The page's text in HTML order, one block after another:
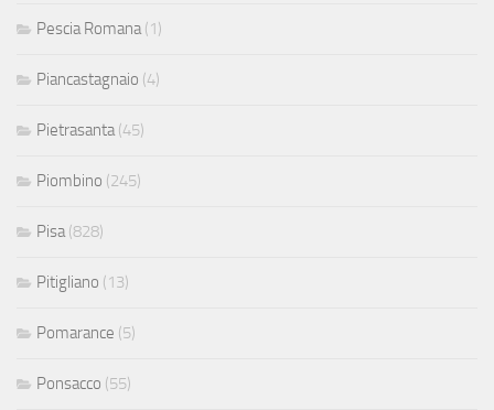
Pescia Romana (1)
Piancastagnaio (4)
Pietrasanta (45)
Piombino (245)
Pisa (828)
Pitigliano (13)
Pomarance (5)
Ponsacco (55)